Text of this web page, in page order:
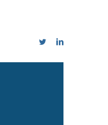
TwitterLinkedIn